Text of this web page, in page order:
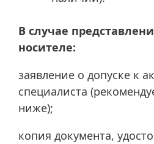
В случае
носителе:
заявление о допуске к
специалиста
ниже);
копия документа,